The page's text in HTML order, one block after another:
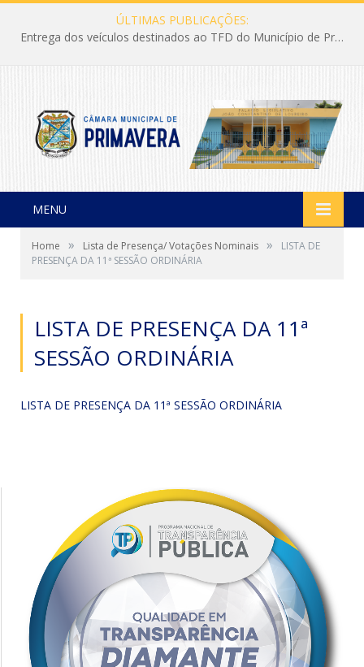
ÚLTIMAS PUBLICAÇÕES:
Entrega dos veículos destinados ao TFD do Município de Primavera
MENU
Home » Lista de Presença/ Votações Nominais »
LISTA DE
PRESENÇA DA 11ª SESSÃO ORDINÁRIA
LISTA DE PRESENÇA DA 11ª
SESSÃO ORDINÁRIA
LISTA DE PRESENÇA DA 11ª SESSÃO ORDINÁRIA